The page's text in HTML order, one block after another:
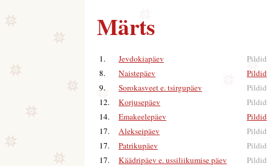
Märts
1. Jevdokiapäev
Pildid
8.
Naistepäev Pildid
9.
Sorokasveet e. tsirgupäev
Pildid
12.
Korjusepäev
Pildid
14.
Emakeelepäev Pildid
17.
Alekseipäev
Pildid
17.
Patrikupäev
Pildid
17.
Käädripäev e. ussiliikumise päev
Pildid